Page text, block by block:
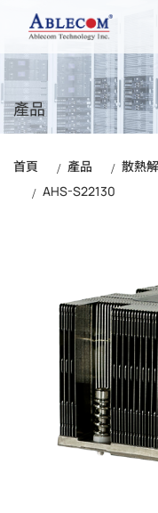
產品
首頁 產品 散熱
AHS-S22130